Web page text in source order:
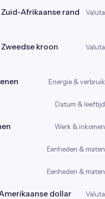
Afrikaanse rand
Valuta
kroon
Valuta
Energie & verbruik
Datum & leeftijd
Werk & inkomen
Eenheden & maten
Eenheden & maten
dollar
Valuta